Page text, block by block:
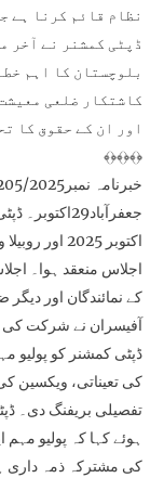
نظام قائم کرنا ہے
ڈپٹی کمشنر نے آخر
بلوچستان کا اہم
کاشتکار ضلعی
اور ان کے حقوق کا
﴾﴿﴾﴿﴾﴿
خبرنامہ نمبر8205/2025
اجلاس منعقد ہوا۔
آفیسران نے شرکت
ڈپٹی کمشنر کو پولیو
کی تعیناتی، ویکسین
تفصیلی بریفنگ دی۔
ہوئے کہا کہ پولیو
کی مشترکہ ذمہ داری